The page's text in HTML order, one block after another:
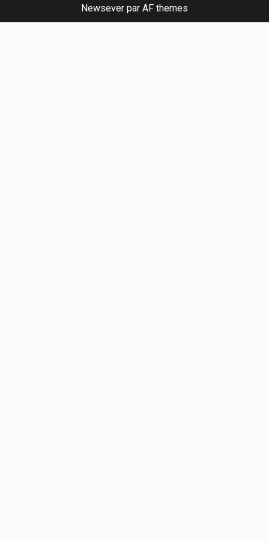
Newsever par AF themes